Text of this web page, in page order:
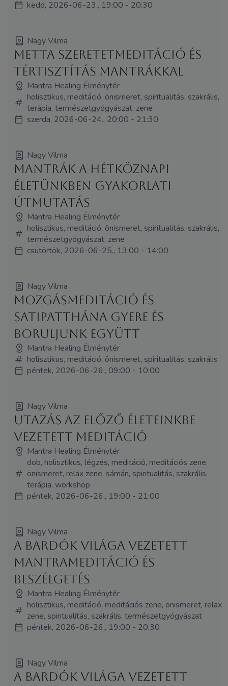
kedd, 2026-06-23., 19:00 - 20:30
Nagy Vilma
Metta szeretetmeditáció és
tértisztítás mantrákkal
Mantra Healing Élménytér
holisztikus, meditáció, önismeret, spiritualitás, szakrális,
terápia, természetgyógyászat, zene
szerda, 2026-06-24., 20:00 - 21:30
Nagy Vilma
Mantrák a hétköznapi
életünkben gyakorlati
útmutatás
Mantra Healing Élménytér
holisztikus, meditáció, önismeret, spiritualitás, szakrális,
természetgyógyászat, zene
csütörtök, 2026-06-25., 13:00 - 14:00
Nagy Vilma
Mozgásmeditáció és
Satipatthána Gyere és
boruljunk együtt
Mantra Healing Élménytér
holisztikus, meditáció, önismeret, spiritualitás, szakrális
péntek, 2026-06-26., 09:00 - 10:00
Nagy Vilma
Utazás az előző életeinkbe
vezetett meditáció
Mantra Healing Élménytér
dob, holisztikus, légzés, meditáció, meditációs zene,
önismeret, relax zene, sámán, spiritualitás, szakrális,
terápia, workshop
péntek, 2026-06-26., 19:00 - 21:00
Nagy Vilma
A Bardók világa vezetett
mantrameditáció és
beszélgetés
Mantra Healing Élménytér
holisztikus, meditáció, meditációs zene, önismeret, relax
zene, spiritualitás, szakrális, természetgyógyászat
péntek, 2026-06-26., 19:00 - 20:30
Nagy Vilma
A Bardók világa vezetett